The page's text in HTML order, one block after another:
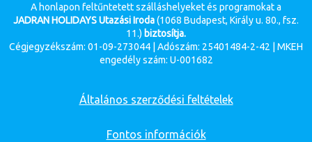
A honlapon feltűntetett szálláshelyeket és programokat a
JADRAN HOLIDAYS Utazási Iroda(1068 Budapest, Király u. 80., fsz.
11.) biztosítja.
Cégjegyzékszám: 01-09-273044 | Adószám: 25401484-2-42 | MKEH
engedély szám: U-001682
Általános szerződési feltételek
Fontos információk